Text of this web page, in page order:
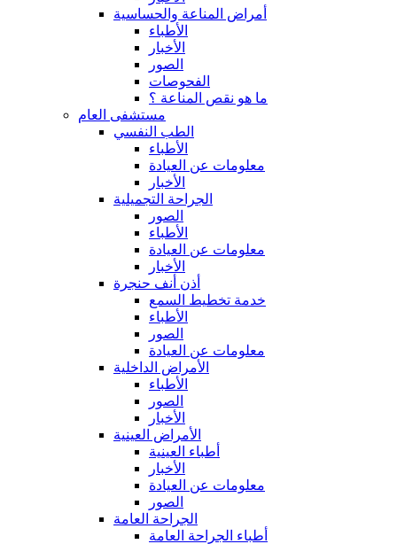
أمراض المناعة والحساسية
الأطباء
الأخبار
الصور
الفحوصات
ما هو نقص المناعة ؟
مستشفى العام
الطب النفسي
الأطباء
معلومات عن العيادة
الأخبار
الجراحة التجميلية
الصور
الأطباء
معلومات عن العيادة
الأخبار
أذن أنف حنجرة
خدمة تخطيط السمع
الأطباء
الصور
معلومات عن العيادة
الأمراض الداخلية
الأطباء
الصور
الأخبار
الأمراض العينية
أطباء العينية
الأخبار
معلومات عن العيادة
الصور
الجراحة العامة
أطباء الجراحة العامة